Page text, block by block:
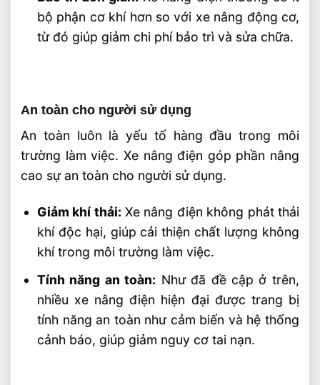
bộ phận cơ khí hơn so với xe nâng động cơ,
từ đó giúp giảm chi phí bảo trì và sửa chữa.
An toàn cho người sử dụng
An toàn luôn là yếu tố hàng đầu trong môi
trường làm việc. Xe nâng điện góp phần nâng
cao sự an toàn cho người sử dụng.
Giảm khí thải: Xe nâng điện không phát thải
khí độc hại, giúp cải thiện chất lượng không
khí trong môi trường làm việc.
Tính năng an toàn: Như đã đề cập ở trên,
nhiều xe nâng điện hiện đại được trang bị
tính năng an toàn như cảm biến và hệ thống
cảnh báo, giúp giảm nguy cơ tai nạn.